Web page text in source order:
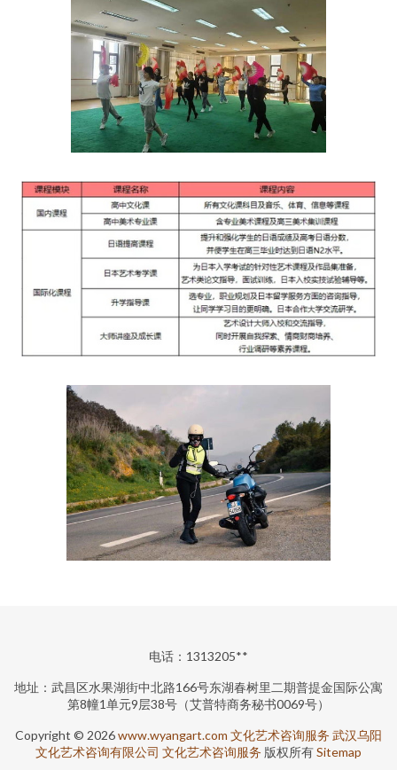
电话：1313205**
地址：武昌区水果湖街中北路166号东湖春树里二期普提金国际公寓
第8幢1单元9层38号（艾普特商务秘书0069号）
Copyright © 2026www.wyangart.com 文化艺术咨询服务 武汉乌阳
文化艺术咨询有限公司 文化艺术咨询服务 版权所有Sitemap